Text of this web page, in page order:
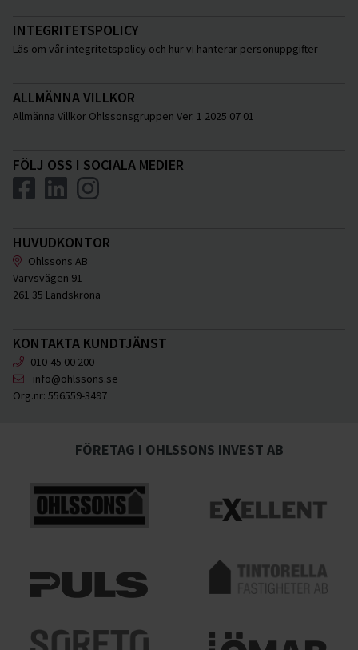
INTEGRITETSPOLICY
Läs om vår integritetspolicy och hur vi hanterar personuppgifter
ALLMÄNNA VILLKOR
Allmänna Villkor Ohlssonsgruppen Ver. 1 2025 07 01
FÖLJ OSS I SOCIALA MEDIER
HUVUDKONTOR
Ohlssons AB
Varvsvägen 91
261 35 Landskrona
KONTAKTA KUNDTJÄNST
010-45 00 200
info@ohlssons.se
Org.nr: 556559-3497
FÖRETAG I OHLSSONS INVEST AB